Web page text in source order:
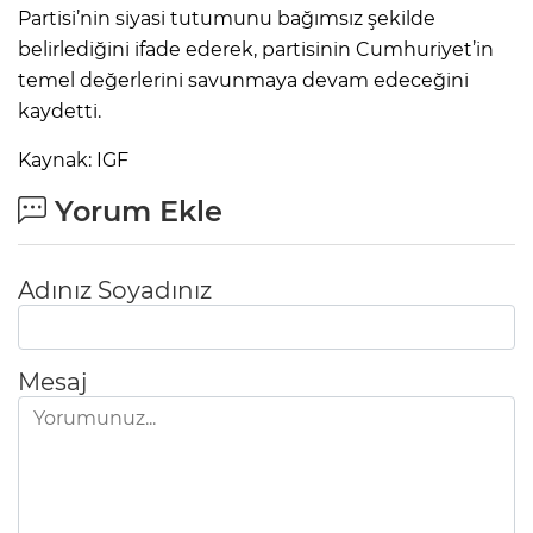
Partisi’nin siyasi tutumunu bağımsız şekilde
belirlediğini ifade ederek, partisinin Cumhuriyet’in
temel değerlerini savunmaya devam edeceğini
kaydetti.
Kaynak: IGF
Yorum Ekle
Adınız Soyadınız
Mesaj